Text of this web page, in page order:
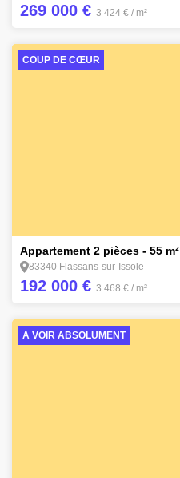
269 000 € 3 424 € / m²
COUP DE CŒUR
Appartement 2 pièces - 55 m²
83340 Flassans-sur-Issole
192 000 € 3 468 € / m²
A VOIR ABSOLUMENT